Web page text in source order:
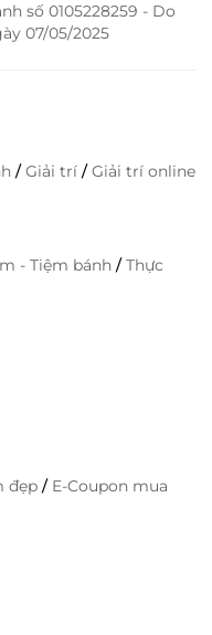
số 0105228259 - Do
07/05/2025
/Giải trí /Giải trí online
- Tiệm bánh /Thực
đẹp / E-Coupon mua